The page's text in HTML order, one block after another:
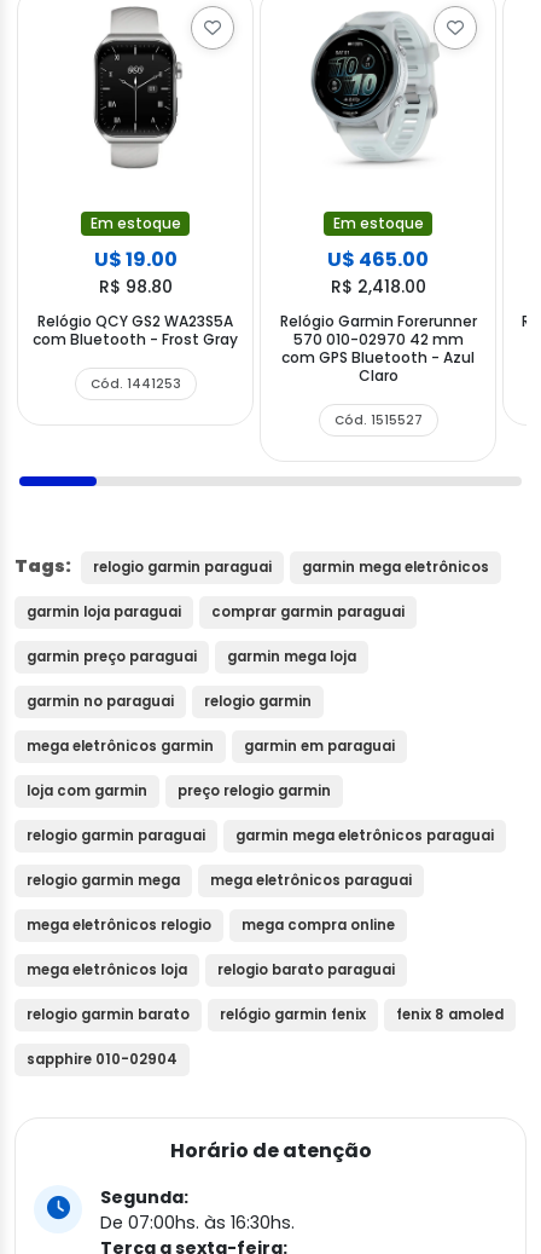
Em estoque
U$ 19.00
R$ 98.80
Relógio QCY GS2 WA23S5A
com Bluetooth - Frost Gray
Cód. 1441253
Em estoque
U$ 465.00
R$ 2,418.00
Relógio Garmin Forerunner
570 010-02970 42 mm
com GPS Bluetooth - Azul
Claro
Cód. 1515527
Tags: relogio garmin paraguai garmin mega eletrônicos
garmin loja paraguai comprar garmin paraguai
garmin preço paraguai garmin mega loja
garmin no paraguai relogio garmin
mega eletrônicos garmin garmin em paraguai
loja com garmin preço relogio garmin
relogio garmin paraguai garmin mega eletrônicos paraguai
relogio garmin mega mega eletrônicos paraguai
mega eletrônicos relogio mega compra online
mega eletrônicos loja relogio barato paraguai
relogio garmin barato relógio garmin fenix fenix 8 amoled
sapphire 010-02904
Horário de atenção
Segunda:
De 07:00hs. às 16:30hs.
Terça a sexta-feira: